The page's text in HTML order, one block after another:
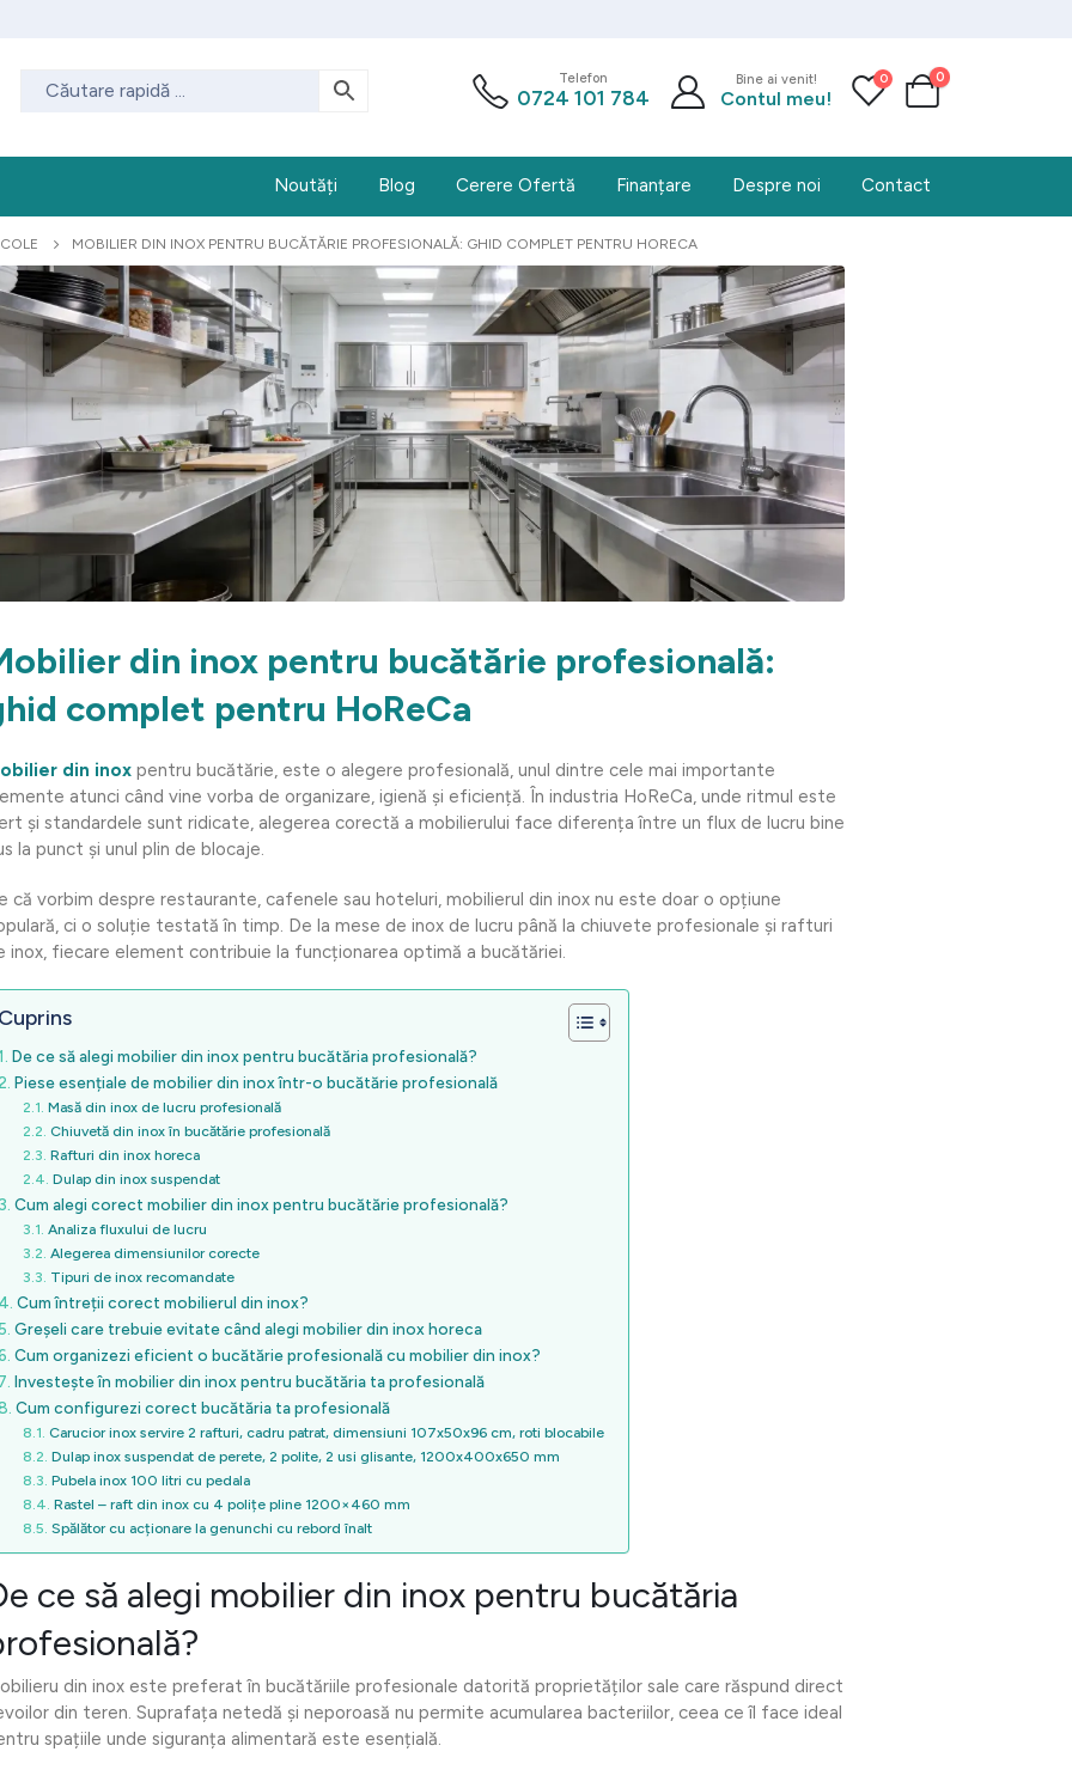
Telefon
0724 101 784
Bine ai venit!
Contul meu!
0 0
Noutăți Blog Cerere Ofertă Finanțare Despre noi Contact
MOBILIER DIN INOX PENTRU BUCĂTĂRIE PROFESIONALĂ: GHID COMPLET PENTRU HORECA
din inox pentru bucătărie profesională:
complet pentru HoReCa
din inox pentru bucătărie, este o alegere profesională, unul dintre cele mai importante
atunci când vine vorba de organizare, igienă și eficiență. În industria HoReCa, unde ritmul este
și standardele sunt ridicate, alegerea corectă a mobilierului face diferența între un flux de lucru bine
la punct și unul plin de blocaje.
că vorbim despre restaurante, cafenele sau hoteluri, mobilierul din inox nu este doar o opțiune
ci o soluție testată în timp. De la mese de inox de lucru până la chiuvete profesionale și rafturi
inox, fiecare element contribuie la funcționarea optimă a bucătăriei.
De ce să alegi mobilier din inox pentru bucătăria profesională?
Piese esențiale de mobilier din inox într-o bucătărie profesională
Masă din inox de lucru profesională
Chiuvetă din inox în bucătărie profesională
Rafturi din inox horeca
Dulap din inox suspendat
Cum alegi corect mobilier din inox pentru bucătărie profesională?
Analiza fluxului de lucru
Alegerea dimensiunilor corecte
Tipuri de inox recomandate
Cum întreții corect mobilierul din inox?
Greșeli care trebuie evitate când alegi mobilier din inox horeca
Cum organizezi eficient o bucătărie profesională cu mobilier din inox?
Investește în mobilier din inox pentru bucătăria ta profesională
Cum configurezi corect bucătăria ta profesională
Carucior inox servire 2 rafturi, cadru patrat, dimensiuni 107x50x96 cm, roti blocabile
Dulap inox suspendat de perete, 2 polite, 2 usi glisante, 1200x400x650 mm
Pubela inox 100 litri cu pedala
Rastel – raft din inox cu 4 polițe pline 1200×460 mm
Spălător cu acționare la genunchi cu rebord înalt
ce să alegi mobilier din inox pentru bucătăria
din inox este preferat în bucătăriile profesionale datorită proprietăților sale care răspund direct
din teren. Suprafața netedă și neporoasă nu permite acumularea bacteriilor, ceea ce îl face ideal
spațiile unde siguranța alimentară este esențială.